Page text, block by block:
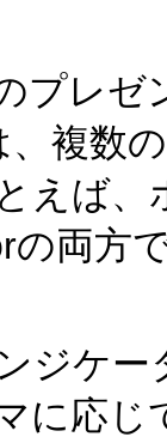
プレゼ
複数
えば
の両方
ジケ
に応じ